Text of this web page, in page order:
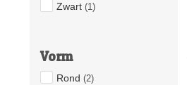
Zwart (1)
Vorm
Rond (2)